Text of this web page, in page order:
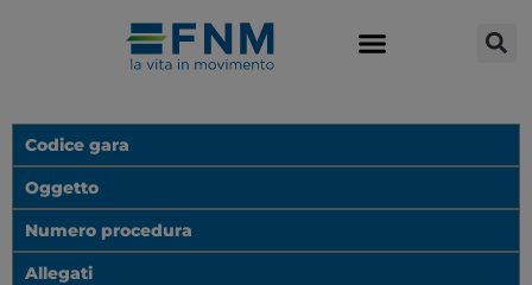
Codice gara
Oggetto
Numero procedura
Allegati